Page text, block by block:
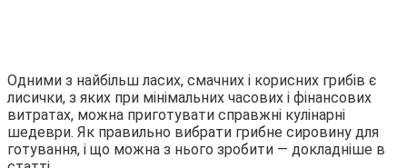
Одними з найбільш ласих, смачних і корисних грибів є
лисички, з яких при мінімальних часових і фінансових
витратах, можна приготувати справжні кулінарні
шедеври. Як правильно вибрати грибне сировину для
готування, і що можна з нього зробити — докладніше в